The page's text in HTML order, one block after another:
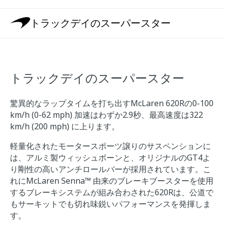
トラックデイのスーパースター
トラックデイのスーパースター
驚異的なラップタイムを打ち出すMcLaren 620Rの0-100
km/h (0-62 mph) 加速はわずか2.9秒、最高速度は322
km/h (200 mph) に上ります。
軽量化されたモータースポーツ譲りのサスペンションに
は、アルミ製ウィッシュボーンと、オリジナルのGT4よ
り剛性の高いアンチロールバーが採用されています。こ
れにMcLaren Senna™ 由来のブレーキブースターを使用
するブレーキシステムが組み合わされた620Rは、公道で
もサーキットでも切れ味鋭いパフォーマンスを発揮しま
す。